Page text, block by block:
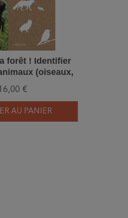
forêt ! Identifier
(oiseaux,
mammifères,
€
AU PANIER